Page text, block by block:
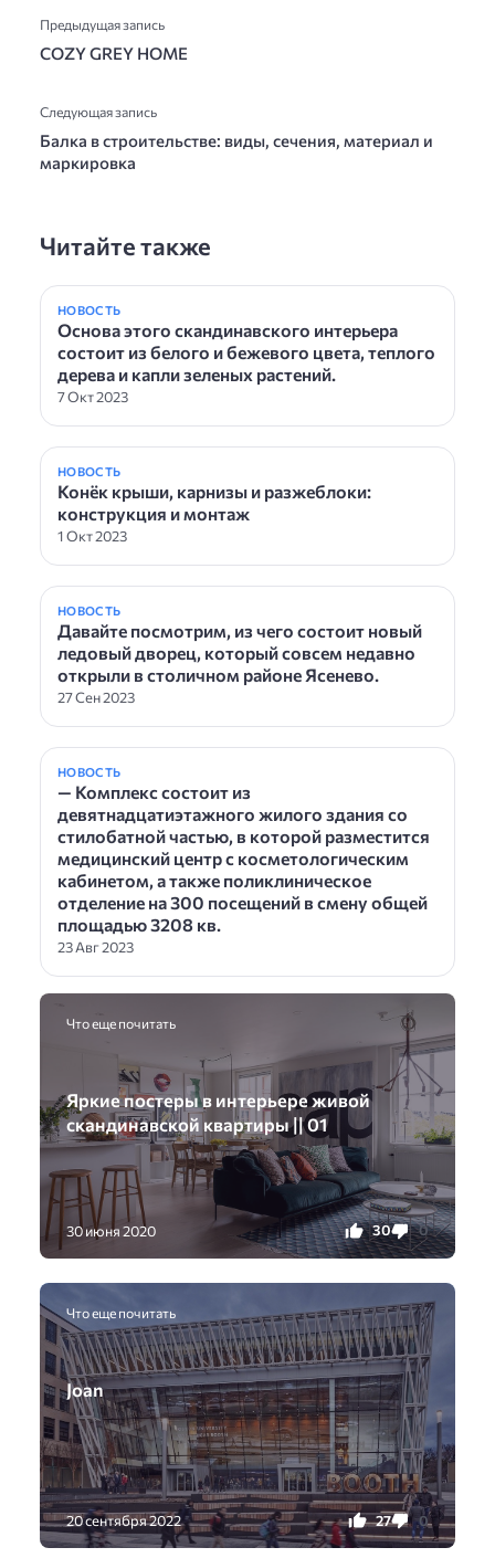
Предыдущая запись
COZY GREY HOME
Следующая запись
Балка в строительстве: виды, сечения, материал и
маркировка
Читайте также
НОВОСТЬ
Основа этого скандинавского интерьера
состоит из белого и бежевого цвета, теплого
дерева и капли зеленых растений.
7 Окт 2023
НОВОСТЬ
Конёк крыши, карнизы и разжеблоки:
конструкция и монтаж
1 Окт 2023
НОВОСТЬ
Давайте посмотрим, из чего состоит новый
ледовый дворец, который совсем недавно
открыли в столичном районе Ясенево.
27 Сен 2023
НОВОСТЬ
— Комплекс состоит из
девятнадцатиэтажного жилого здания со
стилобатной частью, в которой разместится
медицинский центр с косметологическим
кабинетом, а также поликлиническое
отделение на 300 посещений в смену общей
площадью 3208 кв.
23 Авг 2023
Что еще почитать
Яркие постеры в интерьере живой
скандинавской квартиры || 01
30 июня 2020 30 0
Что еще почитать
Joan
20 сентября 2022 27 0